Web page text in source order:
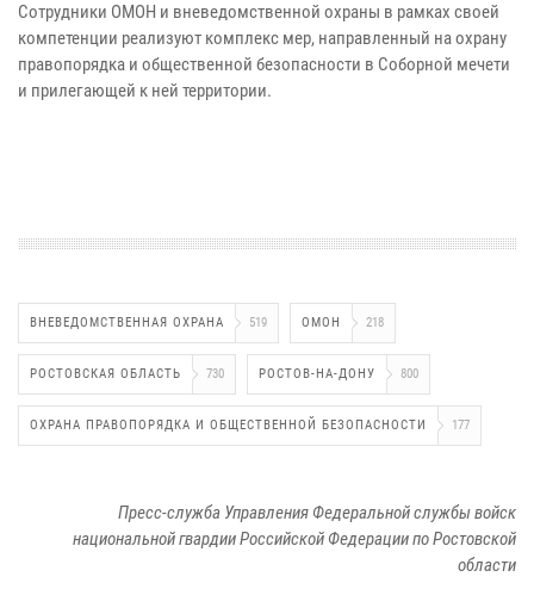
Сотрудники ОМОН и вневедомственной охраны в рамках своей
компетенции реализуют комплекс мер, направленный на охрану
правопорядка и общественной безопасности в Соборной мечети
и прилегающей к ней территории.
ВНЕВЕДОМСТВЕННАЯ ОХРАНА 519 ОМОН 218
РОСТОВСКАЯ ОБЛАСТЬ 730 РОСТОВ-НА-ДОНУ 800
ОХРАНА ПРАВОПОРЯДКА И ОБЩЕСТВЕННОЙ БЕЗОПАСНОСТИ 177
Пресс-служба Управления Федеральной службы войск
национальной гвардии Российской Федерации по Ростовской
области